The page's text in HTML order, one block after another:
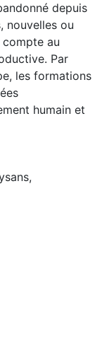
depuis
nouvelles ou
compte au
Par
les formations
humain et
,